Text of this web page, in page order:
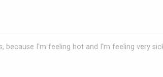
because I'm feeling hot and I'm feeling very